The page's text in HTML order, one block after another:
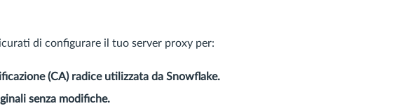
di configurare il tuo server proxy per:
(CA) radice utilizzata da Snowflake.
senza modifiche.